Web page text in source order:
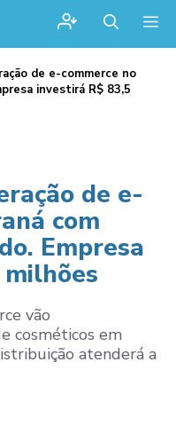
de e-commerce no
investirá R$ 83,5
de e-
com
Empresa
vão
cosméticos em
atenderá a